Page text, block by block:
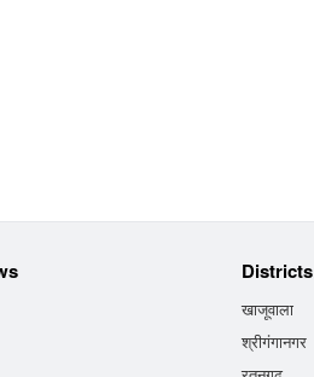
Districts
खाजूवाला
श्रीगंगानगर